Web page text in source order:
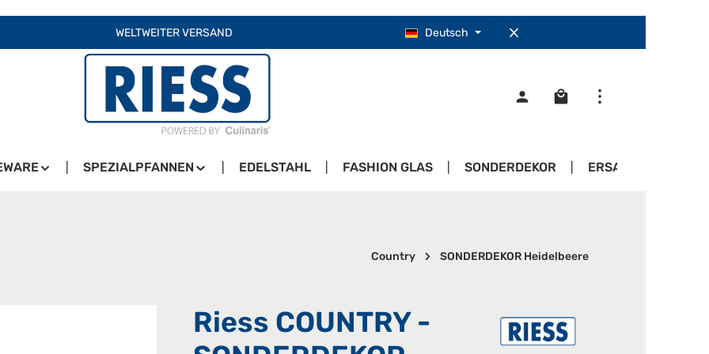
WELTWEITER VERSAND Deutsch
Warenkorb enthält 0
SPEZIALPFANNEN EDELSTAHL FASHION GLAS SONDERDEKOR ERSATZTEILE
Country SONDERDEKOR Heidelbeere
Riess COUNTRY -